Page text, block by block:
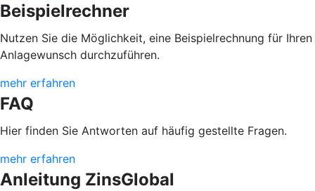
Beispielrechner
Nutzen Sie die Möglichkeit, eine Beispielrechnung für Ihren
Anlagewunsch durchzuführen.
mehr erfahren
FAQ
Hier finden Sie Antworten auf häufig gestellte Fragen.
mehr erfahren
Anleitung ZinsGlobal